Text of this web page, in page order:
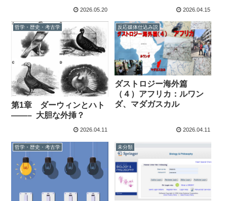
2026.05.20 2026.04.15
哲学・歴史・考古学
第1章 ダーウィンとハト
——– 大胆な外挿？
2026.04.11
反応媒体仕込み説
ダストロジー海外篇
（４）アフリカ：ルワン
ダ、マダガスカル
2026.04.11
哲学・歴史・考古学 未分類